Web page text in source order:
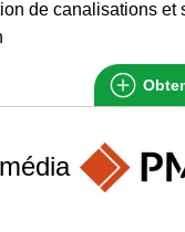
de canalisations et
média